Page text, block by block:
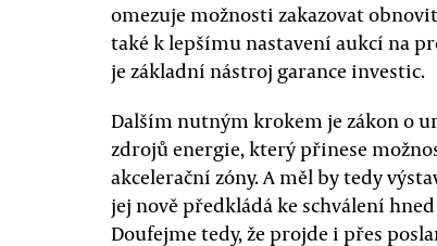
omezuje možnosti zakazovat
také k lepšímu nastavení aukcí na
je základní nástroj garance investic.
Dalším nutným krokem je zákon o
zdrojů energie, který přinese
akcelerační zóny. A měl by tedy
jej nově předkládá ke schválení
Doufejme tedy, že projde i přes